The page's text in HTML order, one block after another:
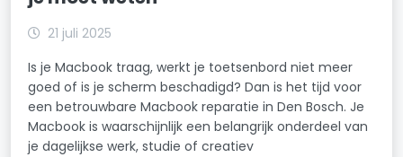
21 juli 2025
Is je Macbook traag, werkt je toetsenbord niet meer
goed of is je scherm beschadigd? Dan is het tijd voor
een betrouwbare Macbook reparatie in Den Bosch. Je
Macbook is waarschijnlijk een belangrijk onderdeel van
je dagelijkse werk, studie of creatiev